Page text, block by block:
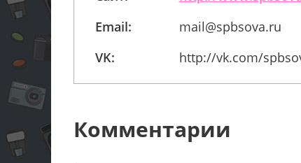
Email:
mail@spbsova.ru
VK:
http://vk.com/
Комментарии